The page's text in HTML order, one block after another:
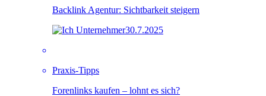
Backlink Agentur: Sichtbarkeit steigern
30.7.2025
Praxis-Tipps
Forenlinks kaufen – lohnt es sich?